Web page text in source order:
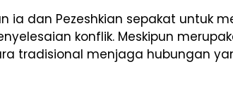
ia dan Pezeshkian sepakat untuk
konflik. Meskipun
tradisional menjaga hubungan